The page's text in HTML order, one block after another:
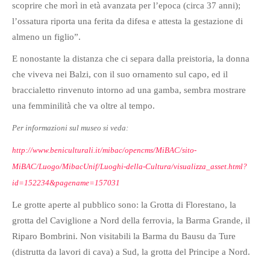
scoprire che morì in età avanzata per l’epoca (circa 37 anni);
l’ossatura riporta una ferita da difesa e attesta la gestazione di
almeno un figlio”.
E nonostante la distanza che ci separa dalla preistoria, la donna
che viveva nei Balzi, con il suo ornamento sul capo, ed il
braccialetto rinvenuto intorno ad una gamba, sembra mostrare
una femminilità che va oltre al tempo.
Per informazioni sul museo si veda:
http://www.beniculturali.it/mibac/opencms/MiBAC/sito-
MiBAC/Luogo/MibacUnif/Luoghi-della-Cultura/visualizza_asset.html?
id=152234&pagename=157031
Le grotte aperte al pubblico sono: la Grotta di Florestano, la
grotta del Caviglione a Nord della ferrovia, la Barma Grande, il
Riparo Bombrini. Non visitabili la Barma du Bausu da Ture
(distrutta da lavori di cava) a Sud, la grotta del Principe a Nord.